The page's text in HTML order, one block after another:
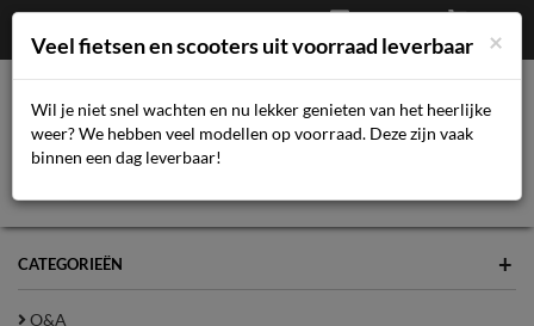
€0,00
Afrekenen
Mijn account
CATEGORIEËN +
O&A
×
Veel fietsen en scooters uit voorraad leverbaar
Wil je niet snel wachten en nu lekker genieten van het heerlijke
weer? We hebben veel modellen op voorraad. Deze zijn vaak
binnen een dag leverbaar!